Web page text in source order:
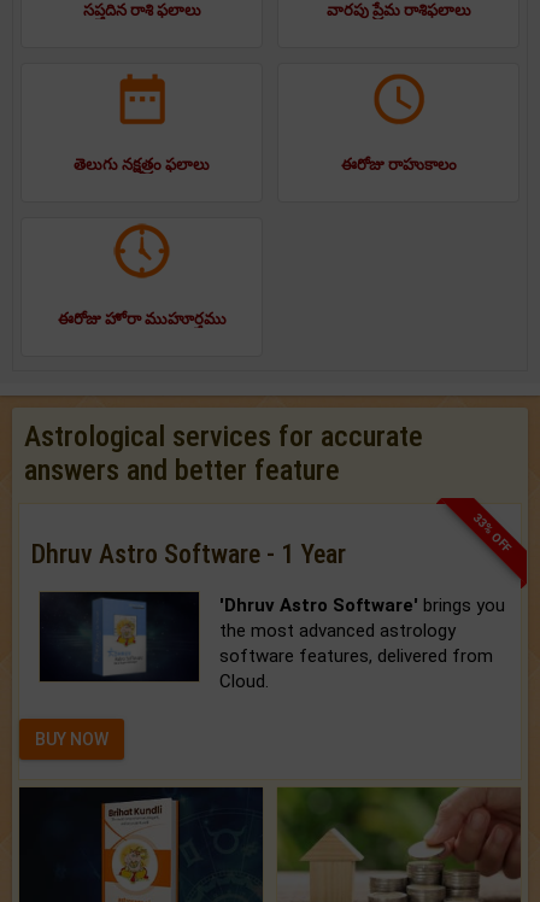
సప్తదిన రాశి ఫలాలు వారపు ప్రేమ రాశిఫలాలు
తెలుగు నక్షత్రం ఫలాలు ఈరోజు రాహుకాలం
ఈరోజు హోరా ముహూర్తము
Astrological services for accurate
answers and better feature
33% OFF
Dhruv Astro Software - 1 Year
'Dhruv Astro Software' brings you
the most advanced astrology
software features, delivered from
Cloud.
BUY NOW